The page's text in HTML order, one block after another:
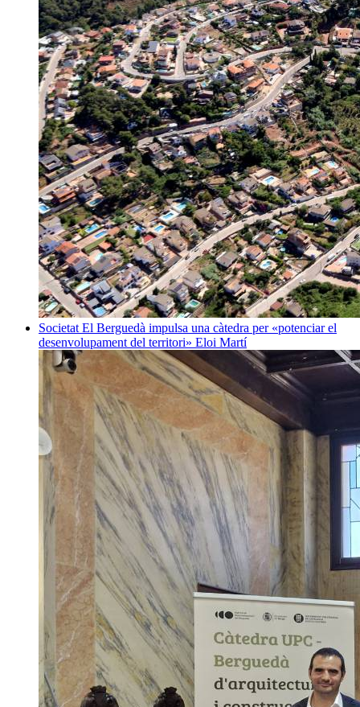
Societat El Berguedà impulsa una càtedra per «potenciar el
desenvolupament del territori» Eloi Martí